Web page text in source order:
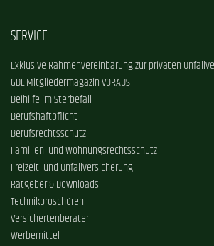
SERVICE
Exklusive Rahmenvereinbarung zur privaten
GDL-Mitgliedermagazin VORAUS
Beihilfe im Sterbefall
Berufshaftpflicht
Berufsrechtsschutz
Familien- und Wohnungsrechtsschutz
Freizeit- und Unfallversicherung
Ratgeber & Downloads
Technikbroschüren
Versichertenberater
Werbemittel